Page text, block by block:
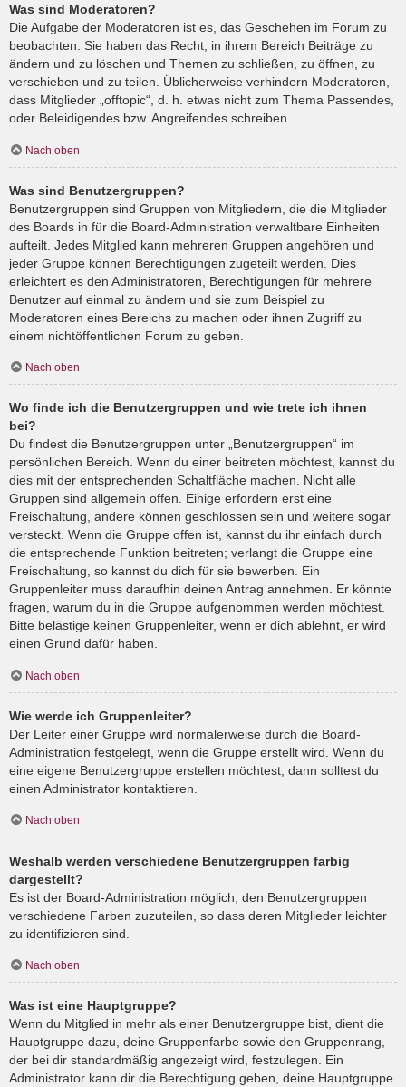
Was sind Moderatoren?
Die Aufgabe der Moderatoren ist es, das Geschehen im Forum zu
beobachten. Sie haben das Recht, in ihrem Bereich Beiträge zu
ändern und zu löschen und Themen zu schließen, zu öffnen, zu
verschieben und zu teilen. Üblicherweise verhindern Moderatoren,
dass Mitglieder „offtopic“, d. h. etwas nicht zum Thema Passendes,
oder Beleidigendes bzw. Angreifendes schreiben.
Nach oben
Was sind Benutzergruppen?
Benutzergruppen sind Gruppen von Mitgliedern, die die Mitglieder
des Boards in für die Board-Administration verwaltbare Einheiten
aufteilt. Jedes Mitglied kann mehreren Gruppen angehören und
jeder Gruppe können Berechtigungen zugeteilt werden. Dies
erleichtert es den Administratoren, Berechtigungen für mehrere
Benutzer auf einmal zu ändern und sie zum Beispiel zu
Moderatoren eines Bereichs zu machen oder ihnen Zugriff zu
einem nichtöffentlichen Forum zu geben.
Nach oben
Wo finde ich die Benutzergruppen und wie trete ich ihnen
bei?
Du findest die Benutzergruppen unter „Benutzergruppen“ im
persönlichen Bereich. Wenn du einer beitreten möchtest, kannst du
dies mit der entsprechenden Schaltfläche machen. Nicht alle
Gruppen sind allgemein offen. Einige erfordern erst eine
Freischaltung, andere können geschlossen sein und weitere sogar
versteckt. Wenn die Gruppe offen ist, kannst du ihr einfach durch
die entsprechende Funktion beitreten; verlangt die Gruppe eine
Freischaltung, so kannst du dich für sie bewerben. Ein
Gruppenleiter muss daraufhin deinen Antrag annehmen. Er könnte
fragen, warum du in die Gruppe aufgenommen werden möchtest.
Bitte belästige keinen Gruppenleiter, wenn er dich ablehnt, er wird
einen Grund dafür haben.
Nach oben
Wie werde ich Gruppenleiter?
Der Leiter einer Gruppe wird normalerweise durch die Board-
Administration festgelegt, wenn die Gruppe erstellt wird. Wenn du
eine eigene Benutzergruppe erstellen möchtest, dann solltest du
einen Administrator kontaktieren.
Nach oben
Weshalb werden verschiedene Benutzergruppen farbig
dargestellt?
Es ist der Board-Administration möglich, den Benutzergruppen
verschiedene Farben zuzuteilen, so dass deren Mitglieder leichter
zu identifizieren sind.
Nach oben
Was ist eine Hauptgruppe?
Wenn du Mitglied in mehr als einer Benutzergruppe bist, dient die
Hauptgruppe dazu, deine Gruppenfarbe sowie den Gruppenrang,
der bei dir standardmäßig angezeigt wird, festzulegen. Ein
Administrator kann dir die Berechtigung geben, deine Hauptgruppe